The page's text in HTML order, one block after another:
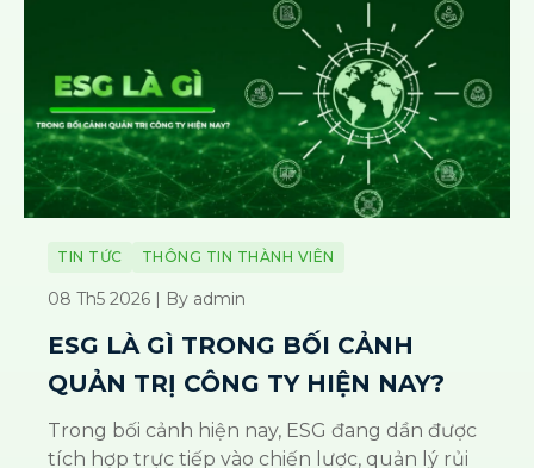
TIN TỨC THÔNG TIN THÀNH VIÊN
08 Th5 2026 | By admin
ESG LÀ GÌ TRONG BỐI CẢNH
QUẢN TRỊ CÔNG TY HIỆN NAY?
Trong bối cảnh hiện nay, ESG đang dần được
tích hợp trực tiếp vào chiến lược, quản lý rủi